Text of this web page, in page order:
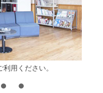
利用ください。